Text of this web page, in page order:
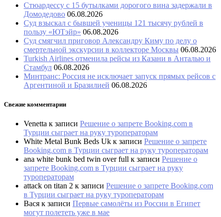
Стюардессу с 15 бутылками дорогого вина задержали в
Домодедово 06.08.2026
Суд взыскал с бывшей ученицы 121 тысячу рублей в
пользу «ЮТэйр» 06.08.2026
Суд смягчил приговор Александру Киму по делу о
смертельной экскурсии в коллекторе Москвы 06.08.2026
Turkish Airlines отменила рейсы из Казани в Анталью и
Стамбул 06.08.2026
Минтранс: Россия не исключает запуск прямых рейсов с
Аргентиной и Бразилией 06.08.2026
Свежие комментарии
Venetta к записи Решение о запрете Booking.com в
Турции сыграет на руку туроператорам
White Metal Bunk Beds Uk к записи Решение о запрете
Booking.com в Турции сыграет на руку туроператорам
ana white bunk bed twin over full к записи Решение о
запрете Booking.com в Турции сыграет на руку
туроператорам
attack on titan 2 к записи Решение о запрете Booking.com
в Турции сыграет на руку туроператорам
Вася к записи Первые самолёты из России в Египет
могут полететь уже в мае